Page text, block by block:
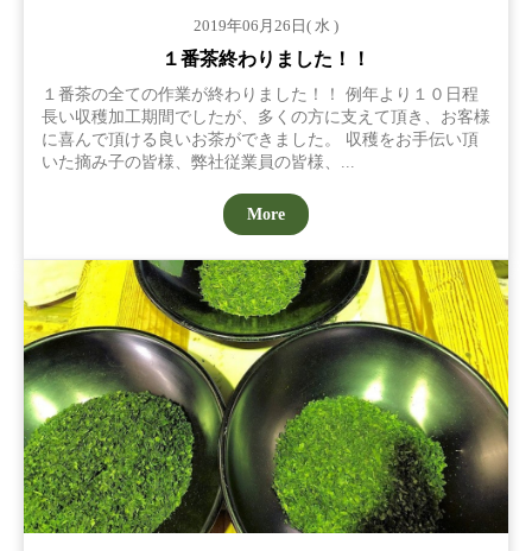
2019年06月26日( 水 )
１番茶終わりました！！
１番茶の全ての作業が終わりました！！ 例年より１０日程
長い収穫加工期間でしたが、多くの方に支えて頂き、お客様
に喜んで頂ける良いお茶ができました。 収穫をお手伝い頂
いた摘み子の皆様、弊社従業員の皆様、...
More